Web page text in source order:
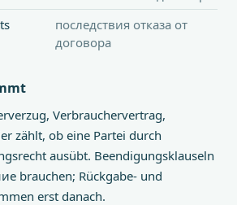
последствия отказа от
договора
Verbrauchervertrag,
zählt, ob eine Partei durch
ausübt. Beendigungsklauseln
brauchen; Rückgabe- und
erst danach.